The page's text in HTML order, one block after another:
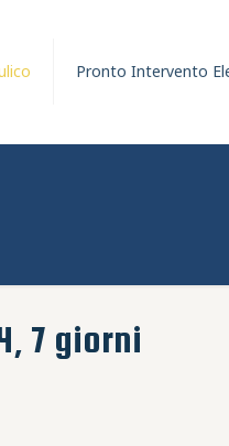
Pronto Intervento
7 giorni